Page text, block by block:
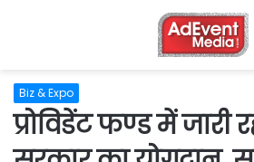
Biz & Expo
प्रोविडेंट फण्ड में जारी